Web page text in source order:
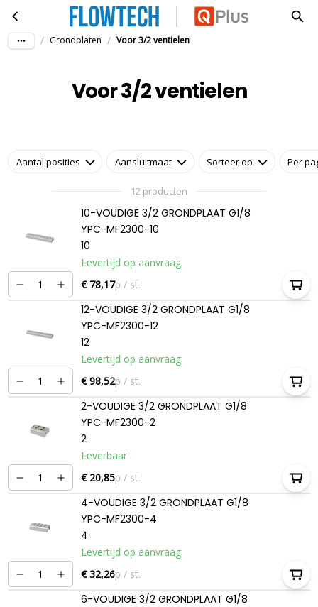
Ga naar hoofdinhoudVoor 3/2 ventielen
/ Grondplaten / Voor 3/2 ventielen
Voor 3/2 ventielen
Aantal posities Aansluitmaat Sorteer op Per
12 producten
10-VOUDIGE 3/2 GRONDPLAAT G1/8
YPC-MF2300-10
10
Levertijd op aanvraag
€ 78,17p / st.
12-VOUDIGE 3/2 GRONDPLAAT G1/8
YPC-MF2300-12
12
Levertijd op aanvraag
€ 98,52p / st.
2-VOUDIGE 3/2 GRONDPLAAT G1/8
YPC-MF2300-2
2
Leverbaar
€ 20,85p / st.
4-VOUDIGE 3/2 GRONDPLAAT G1/8
YPC-MF2300-4
4
Levertijd op aanvraag
€ 32,26p / st.
6-VOUDIGE 3/2 GRONDPLAAT G1/8